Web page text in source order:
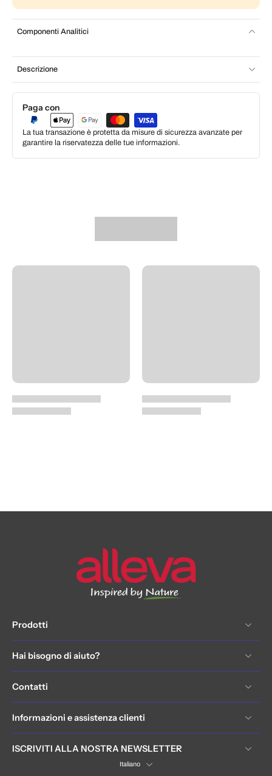
Componenti Analitici
Descrizione
Paga con
La tua transazione è protetta da misure di sicurezza avanzate per
garantire la riservatezza delle tue informazioni.
Prodotti
Hai bisogno di aiuto?
Contatti
Informazioni e assistenza clienti
ISCRIVITI ALLA NOSTRA NEWSLETTER
Italiano